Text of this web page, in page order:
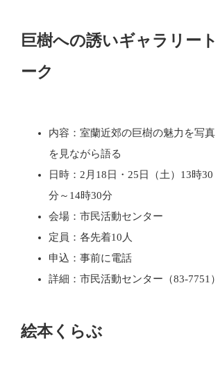
巨樹への誘いギャラリート
ーク
内容：室蘭近郊の巨樹の魅力を写真
を見ながら語る
日時：2月18日・25日（土）13時30
分～14時30分
会場：市民活動センター
定員：各先着10人
申込：事前に電話
詳細：市民活動センター（83-7751）
絵本くらぶ